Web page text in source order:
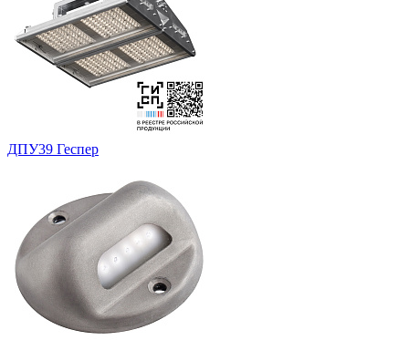
ДПУ39 Геспер